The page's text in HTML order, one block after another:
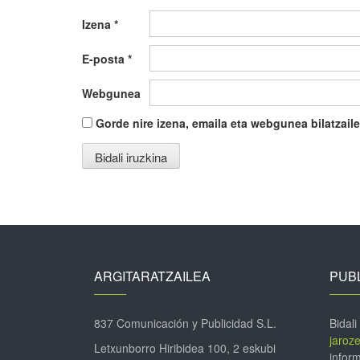
Izena *
E-posta *
Webgunea
Gorde nire izena, emaila eta webgunea
ARGITARATZAILEA
837 Comunicación y Publicidad S.L.
Letxunborro Hiribidea 100, 2 eskubi